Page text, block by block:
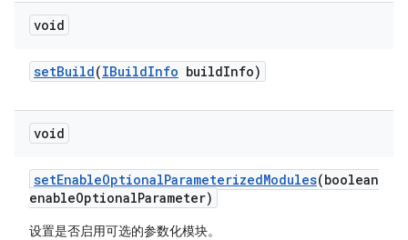
void
setBuild(IBuildInfo buildInfo)
void
setEnableOptionalParameterizedModules(boolean
enableOptionalParameter)
设置是否启用可选的参数化模块。